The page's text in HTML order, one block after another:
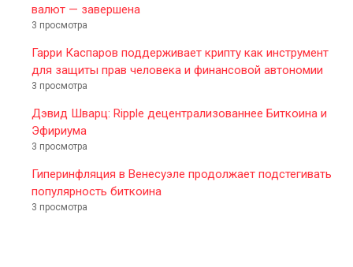
валют — завершена
3 просмотра
Гарри Каспаров поддерживает крипту как инструмент
для защиты прав человека и финансовой автономии
3 просмотра
Дэвид Шварц: Ripple децентрализованнее Биткоина и
Эфириума
3 просмотра
Гиперинфляция в Венесуэле продолжает подстегивать
популярность биткоина
3 просмотра